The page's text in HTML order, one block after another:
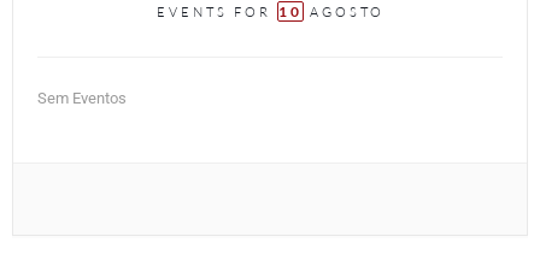
EVENTS FOR 10 AGOSTO
Sem Eventos